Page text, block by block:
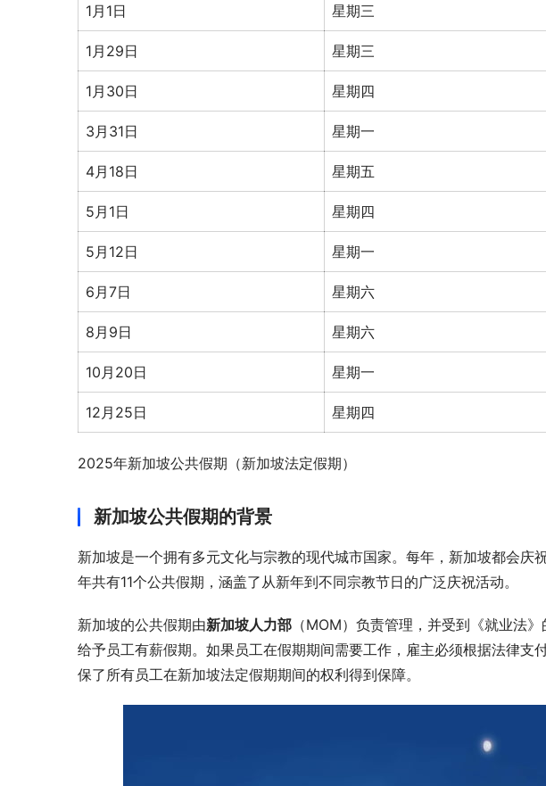
1月1日 星期三
1月29日 星期三
1月30日 星期四
3月31日 星期一
4月18日 星期五
5月1日 星期四
5月12日 星期一
6月7日 星期六
8月9日 星期六
10月20日 星期一
12月25日 星期四
2025年新加坡公共假期（新加坡法定假期）
新加坡公共假期的背景
新加坡是一个拥有多元文化与宗教的现代城市国家。每年，新加坡都会
年共有11个公共假期，涵盖了从新年到不同宗教节日的广泛庆祝活动。
新加坡的公共假期由新加坡人力部 （MOM）负责管理，并受到《就业法
给予员工有薪假期。如果员工在假期期间需要工作，雇主必须根据法律支
保了所有员工在新加坡法定假期期间的权利得到保障。